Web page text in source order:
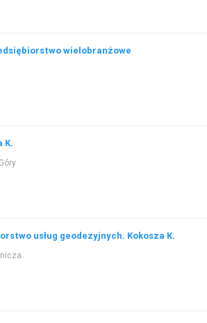
wielobranżowe
K.
usług geodezyjnych. Kokosza K.